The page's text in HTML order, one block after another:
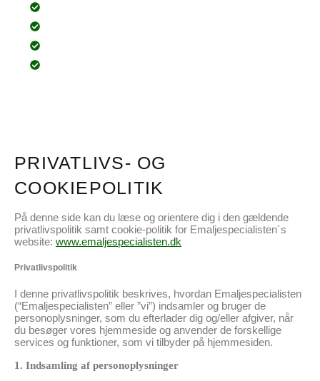
PRIVATLIVS- OG
COOKIEPOLITIK
På denne side kan du læse og orientere dig i den gældende
privatlivspolitik samt cookie-politik for Emaljespecialisten´s
website: www.emaljespecialisten.dk
Privatlivspolitik
I denne privatlivspolitik beskrives, hvordan Emaljespecialisten
(“Emaljespecialisten” eller ”vi”) indsamler og bruger de
personoplysninger, som du efterlader dig og/eller afgiver, når
du besøger vores hjemmeside og anvender de forskellige
services og funktioner, som vi tilbyder på hjemmesiden.
1. Indsamling af personoplysninger